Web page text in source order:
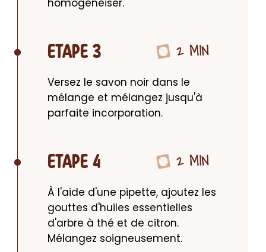
ETAPE 3 2 MIN
Versez le savon noir dans le
mélange et mélangez jusqu'à
parfaite incorporation.
ETAPE 4 2 MIN
À l'aide d'une pipette, ajoutez les
gouttes d'huiles essentielles
d'arbre à thé et de citron.
Mélangez soigneusement.